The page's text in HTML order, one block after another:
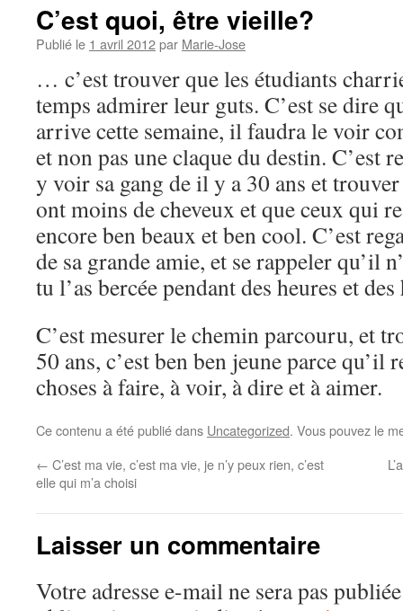
C’est quoi, être vieille?
Publié le 1 avril 2012par Marie-Jose
… c’est trouver que les étudiants
temps admirer leur guts. C’est se dire
arrive cette semaine, il faudra le voir
et non pas une claque du destin. C’est
y voir sa gang de il y a 30 ans et
ont moins de cheveux et que ceux qui
encore ben beaux et ben cool. C’est
de sa grande amie, et se rappeler qu’il
tu l’as bercée pendant des heures et des
C’est mesurer le chemin parcouru, et
50 ans, c’est ben ben jeune parce qu’il
choses à faire, à voir, à dire et à aimer.
Ce contenu a été publié dans Uncategorized. Vous pouvez le
← C’est ma vie, c’est ma vie, je n’y peux rien, c’est
elle qui m’a choisi
Laisser un commentaire
Votre adresse e-mail ne sera pas